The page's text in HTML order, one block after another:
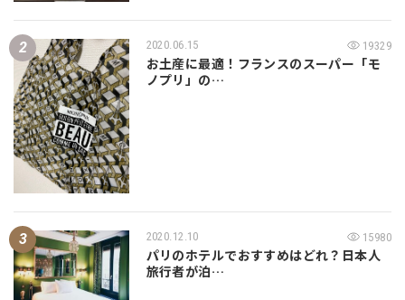
2020.06.15 19329
お土産に最適！フランスのスーパー「モ
ノプリ」の…
2020.12.10 15980
パリのホテルでおすすめはどれ？日本人
旅行者が泊…